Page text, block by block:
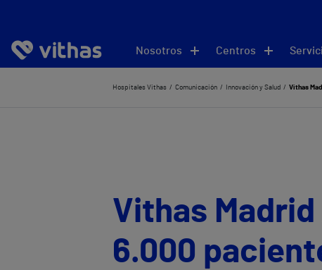
Nosotros Centros
Hospitales Vithas Comunicación Innovación y Salud Vithas
Vithas
6.000